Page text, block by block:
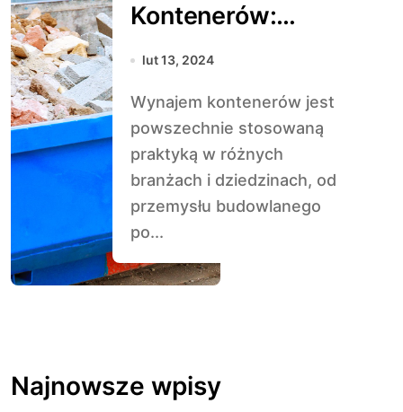
Kontenerów:
Wskazówki i
lut 13, 2024
Wynajem kontenerów jest
powszechnie stosowaną
praktyką w różnych
branżach i dziedzinach, od
przemysłu budowlanego
po...
Najnowsze wpisy